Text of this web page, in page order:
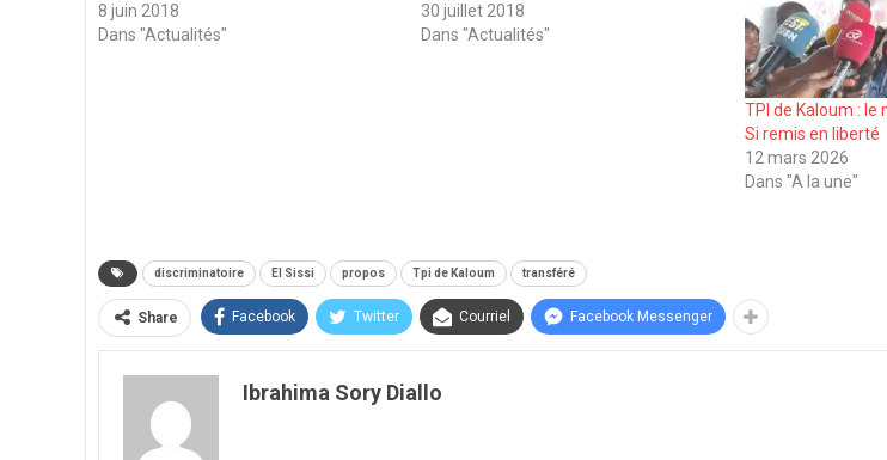
8 juin 2018
Dans "Actualités"
30 juillet 2018
Dans "Actualités"
TPI de Kaloum : le
Si remis en liberté
12 mars 2026
Dans "A la une"
discriminatoire El Sissi propos Tpi de Kaloum transféré
Share Facebook Twitter Courriel Facebook Messenger
Ibrahima Sory Diallo